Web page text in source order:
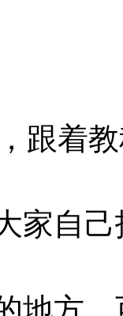
跟着
家自